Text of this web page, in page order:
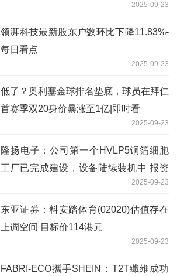
2025-09-23
领湃科技最新股东户数环比下降11.83%-
每日看点
2025-09-23
低了？奥利塞金球排名垫底，球员在拜仁
首赛季双20身价暴涨至1亿|即时看
2025-09-23
隆扬电子：公司第一个HVLP5铜箔细胞
工厂已完成建设，设备陆续装机中 报资
2025-09-23
东亚证券：料安踏体育(02020)估值存在
上调空间 目标价114港元
2025-09-23
FABRI-ECO攜手SHEIN：T2T纖維成功